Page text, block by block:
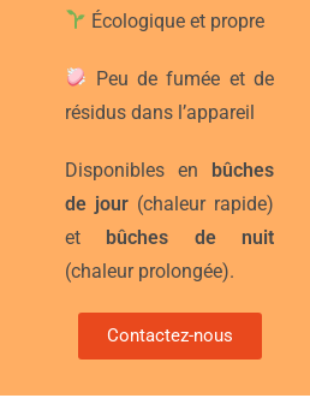
Écologique et propre
Peu de fumée et de
résidus dans l’appareil
Disponibles en bûches
de jour (chaleur rapide)
et bûches de nuit
(chaleur prolongée).
Contactez-nous